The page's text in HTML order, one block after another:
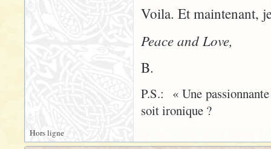
Voila. Et maintenant,
Peace and Love,
B.
P.S.: « Une
soit ironique ?
Hors ligne